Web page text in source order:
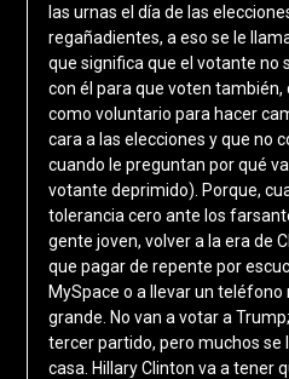
las urnas el día de las
regañadientes, a eso se le
que significa que el votante no
con él para que voten también,
como voluntario para hacer
cara a las elecciones y que no
cuando le preguntan por qué
votante deprimido). Porque,
tolerancia cero ante los
gente joven, volver a la era de
que pagar de repente por
MySpace o a llevar un
grande. No van a votar a
tercer partido, pero muchos se
casa. Hillary Clinton va a tener